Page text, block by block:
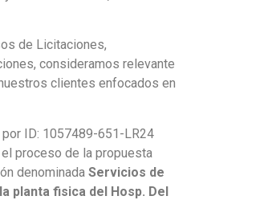
de Licitaciones,
consideramos relevante
clientes enfocados en
ID: 1057489-651-LR24
proceso de la propuesta
denominada Servicios de
planta fisica del Hosp. Del